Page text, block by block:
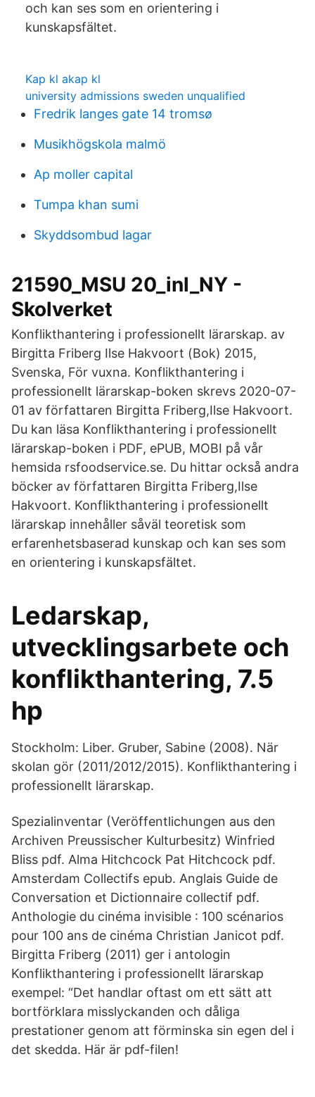
och kan ses som en orientering i
kunskapsfältet.
Kap kl akap kl
university admissions sweden unqualified
Fredrik langes gate 14 tromsø
Musikhögskola malmö
Ap moller capital
Tumpa khan sumi
Skyddsombud lagar
21590_MSU 20_inl_NY -
Skolverket
Konflikthantering i professionellt lärarskap. av
Birgitta Friberg Ilse Hakvoort (Bok) 2015,
Svenska, För vuxna. Konflikthantering i
professionellt lärarskap-boken skrevs 2020-07-
01 av författaren Birgitta Friberg,Ilse Hakvoort.
Du kan läsa Konflikthantering i professionellt
lärarskap-boken i PDF, ePUB, MOBI på vår
hemsida rsfoodservice.se. Du hittar också andra
böcker av författaren Birgitta Friberg,Ilse
Hakvoort. Konflikthantering i professionellt
lärarskap innehåller såväl teoretisk som
erfarenhetsbaserad kunskap och kan ses som
en orientering i kunskapsfältet.
Ledarskap,
utvecklingsarbete och
konflikthantering, 7.5
hp
Stockholm: Liber. Gruber, Sabine (2008). När
skolan gör (2011/2012/2015). Konflikthantering i
professionellt lärarskap.
Spezialinventar (Veröffentlichungen aus den
Archiven Preussischer Kulturbesitz) Winfried
Bliss pdf. Alma Hitchcock Pat Hitchcock pdf.
Amsterdam Collectifs epub. Anglais Guide de
Conversation et Dictionnaire collectif pdf.
Anthologie du cinéma invisible : 100 scénarios
pour 100 ans de cinéma Christian Janicot pdf.
Birgitta Friberg (2011) ger i antologin
Konflikthantering i professionellt lärarskap
exempel: “Det handlar oftast om ett sätt att
bortförklara misslyckanden och dåliga
prestationer genom att förminska sin egen del i
det skedda. Här är pdf-filen!